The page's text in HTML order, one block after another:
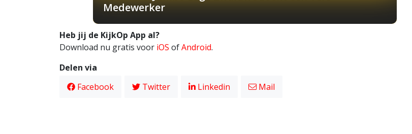
Medewerker
Heb jij de KijkOp App al?
Download nu gratis voor iOS ofAndroid.
Delen via
Facebook
Twitter Linkedin Mail